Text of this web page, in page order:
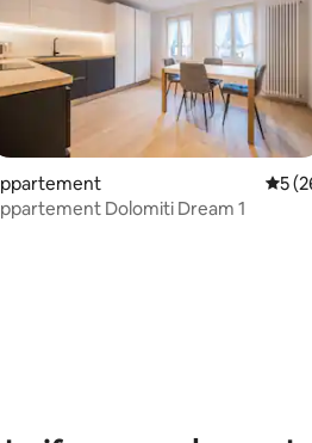
5
sur la base de 19
5
Dolomiti Dream 1